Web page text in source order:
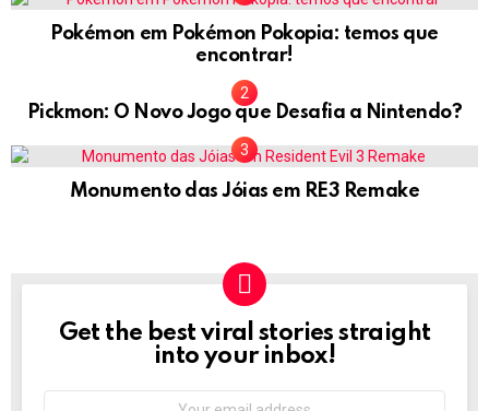
Pokémon em Pokémon Pokopia: temos que
encontrar!
Pickmon: O Novo Jogo que Desafia a Nintendo?
Monumento das Jóias em RE3 Remake
NEWSLETTER
Get the best viral stories straight
into your inbox!